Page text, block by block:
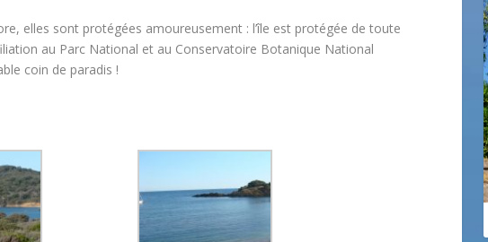
elles sont protégées amoureusement : l’île est protégée de toute
au Parc National et au Conservatoire Botanique National
coin de paradis !